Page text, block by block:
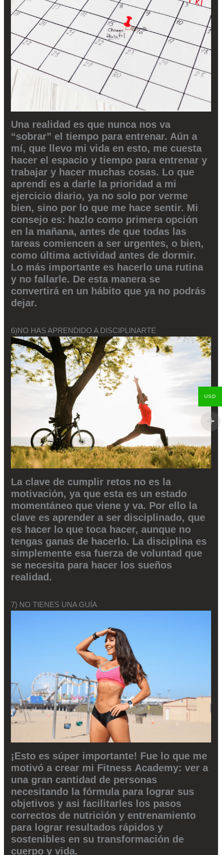
Una realidad es que nunca nos va
“sobrar” el tiempo para entrenar. Aún a
mí, que llevo mi vida en esto, me cuesta
hacer el espacio y tiempo para entrenar y
trabajar y hacer muchas cosas. Lo que
aprendí es a darle la prioridad a mi
ejercicio diario, ya no solo por verme
bien, sino por lo que me hace sentir. Mi
consejo es: hazlo como primera opción
en la mañana, antes de que todas las
tareas comiencen a ser urgentes, o bien,
como última actividad antes de dormir.
Lo más importante es hacerlo una rutina
y no fallarle. De esta manera se
convertirá en un hábito que ya no podrás
dejar.
6)NO HAS APRENDIDO A DISCIPLINARTE
La clave de cumplir retos no es la
motivación, ya que esta es un estado
momentáneo que viene y va. Por ello la
clave es aprender a ser disciplinado, que
es hacer lo que toca hacer, aunque no
tengas ganas de hacerlo. La disciplina es
simplemente esa fuerza de voluntad que
se necesita para hacer los sueños
realidad.
7) NO TIENES UNA GUÍA
¡Esto es súper importante! Fue lo que me
motivó a crear mi Fitness Academy: ver a
una gran cantidad de personas
necesitando la fórmula para lograr sus
objetivos y asi facilitarles los pasos
correctos de nutrición y entrenamiento
para lograr resultados rápidos y
sostenibles en su transformación de
cuerpo y vida.
USD